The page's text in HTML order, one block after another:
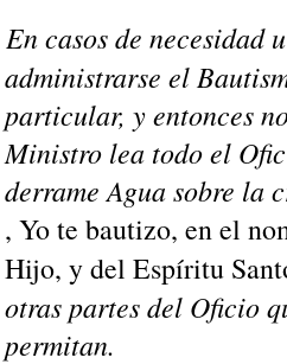
En casos de necesidad
administrarse el
particular, y entonces
Ministro lea todo el
derrame Agua sobre la
, Yo te bautizo, en el
Hijo, y del Espíritu
otras partes del Oficio
permitan.